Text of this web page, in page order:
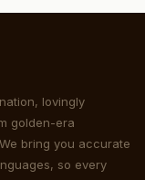
lovingly
golden-era
bring you accurate
so every